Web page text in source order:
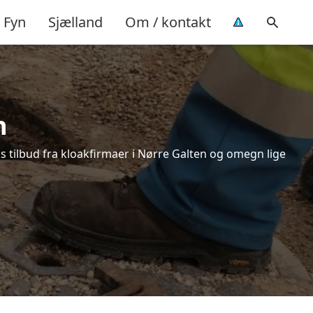
Fyn Sjælland Om / kontakt
tilbud fra kloakfirmaer i Nørre Galten og omegn lige